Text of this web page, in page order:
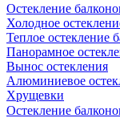
Остекление
Холодное
Теплое остекление
Панорамное
Вынос остекления
Алюминиевое
Хрущевки
Остекление